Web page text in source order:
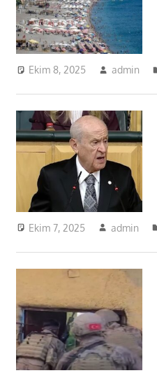
Ekim 8, 2025 admin
Ekim 7, 2025 admin